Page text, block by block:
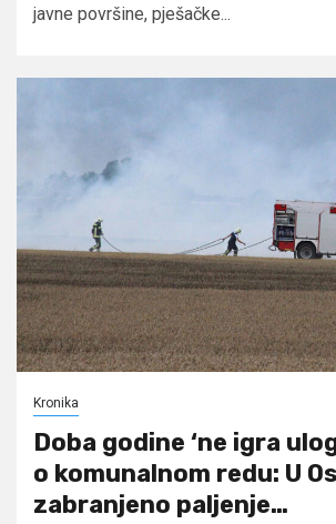
javne površine, pješačke...
Kronika
Doba godine ‘ne igra
o komunalnom redu: U
zabranjeno paljenje…